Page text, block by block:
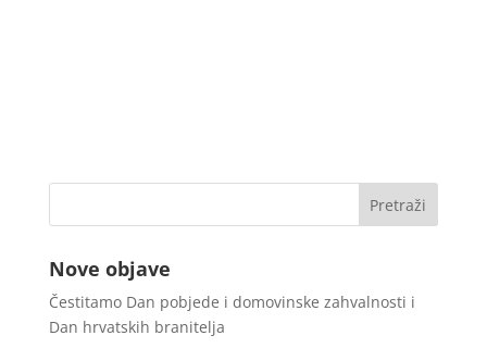
Nove objave
Čestitamo Dan pobjede i domovinske zahvalnosti i
Dan hrvatskih branitelja